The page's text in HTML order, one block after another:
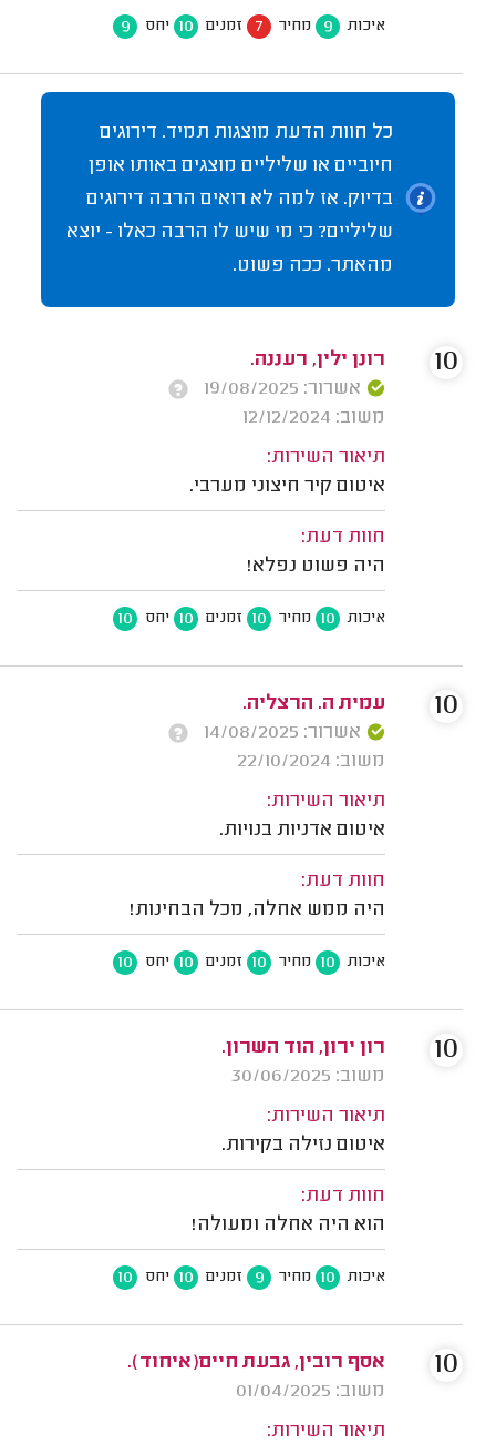
איכות 9 מחיר 7 זמנים 10 יחס 9
כל חוות הדעת מוצגות תמיד. דירוגים
חיוביים או שליליים מוצגים באותו אופן
בדיוק. אז למה לא רואים הרבה דירוגים
שליליים? כי מי שיש לו הרבה כאלו - יוצא
מהאתר. ככה פשוט.
רונן ילין, רעננה.
אשרור: 19/08/2025
משוב: 12/12/2024
תיאור השירות:
איטום קיר חיצוני מערבי.
חוות דעת:
היה פשוט נפלא!
איכות 10 מחיר 10 זמנים 10 יחס 10
10
עמית ה. הרצליה.
אשרור: 14/08/2025
משוב: 22/10/2024
תיאור השירות:
איטום אדניות בנויות.
חוות דעת:
היה ממש אחלה, מכל הבחינות!
איכות 10 מחיר 10 זמנים 10 יחס 10
10
רון ירון, הוד השרון.
משוב: 30/06/2025
תיאור השירות:
איטום נזילה בקירות.
חוות דעת:
הוא היה אחלה ומעולה!
איכות 10 מחיר 9 זמנים 10 יחס 10
10
אסף רובין, גבעת חיים(איחוד).
משוב: 01/04/2025
תיאור השירות:
10